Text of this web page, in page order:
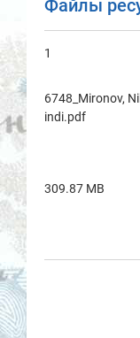
Файлы
1
6748_Mironov,
indi.pdf
309.87 MB